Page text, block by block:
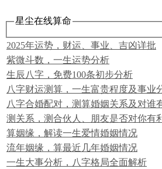
星尘在线算命
2025年运势，财运、事业、吉凶详批
紫微斗数，一生运势分析
生辰八字，免费100条初步分析
八字财运测算，一生富贵程度及事业
八字合婚配对，测算婚姻关系及对谁
测关系，测合伙人、朋友是否对你有
算姻缘，解读一生爱情婚姻情况
流年姻缘，算最近几年婚姻情况
一生大事分析，八字格局全面解析